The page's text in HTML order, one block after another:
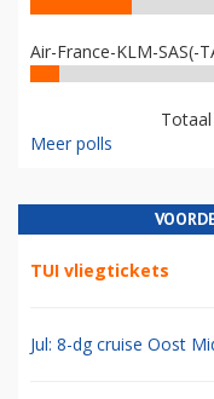
Air-France-KLM-SAS(-
Meer polls
TUI vliegtickets
Jul: 8-dg cruise Oost